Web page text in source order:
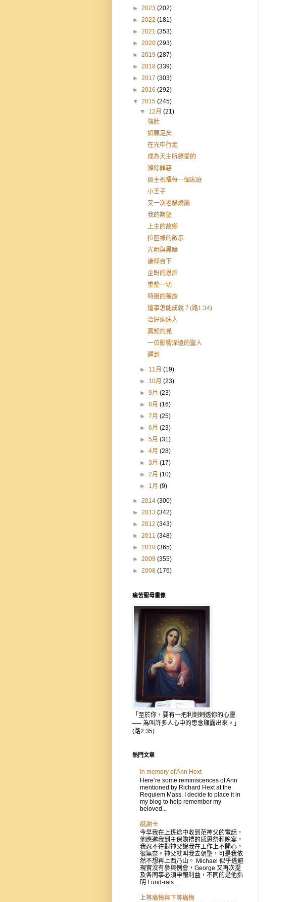
► 2023 (202)
► 2022 (181)
► 2021 (353)
► 2020 (293)
► 2019 (287)
► 2018 (339)
► 2017 (303)
► 2016 (292)
▼ 2015 (245)
▼ 12月(21)
強壯
如願足矣
在光中行走
成為天主所鍾愛的
滌除罪惡
願主祝福每一個家庭
小王子
又一次老貓燒鬚
我的期望
上主的故鄉
拉匝祿的啟示
光明與黑暗
謙仰自下
企盼的恩許
重整一切
特選的種族
這事怎能成就？(路1:34)
治好癩病人
真知灼見
一位影響深遠的聖人
遲到
► 11月(19)
► 10月(23)
►9月(23)
►8月(16)
►7月(25)
►6月(23)
►5月(31)
►4月(28)
►3月(17)
►2月(10)
► 1月(9)
► 2014 (300)
► 2013 (342)
► 2012 (343)
► 2011 (348)
► 2010 (365)
► 2009 (355)
► 2008 (176)
痛苦聖母畫像
「至於你，要有一把利劍剌透你的心靈
── 為叫許多人心中的思念顯露出來。」
(路2:35)
熱門文章
In memory of Ann Hext
Here’re some reminiscences of Ann
mentioned by Richard Hext at the
Requiem Mass. I decide to place it in
my blog to help remember my
beloved...
感謝卡
今早我在上班途中收到范神父的電話，
他應邀我到主保贍禮的感恩祭和晚宴，
我忍不往對神父說我在工作上不開心，
很無奈。神父就叫我去朝聖，可是我依
然不想再上西乃山。 Michael 似乎逃避
現實沒有參與例會，George 又再次提
及各同事必須申報利益，不同的是他指
明 Fund-rais...
上等痛悔與下等痛悔